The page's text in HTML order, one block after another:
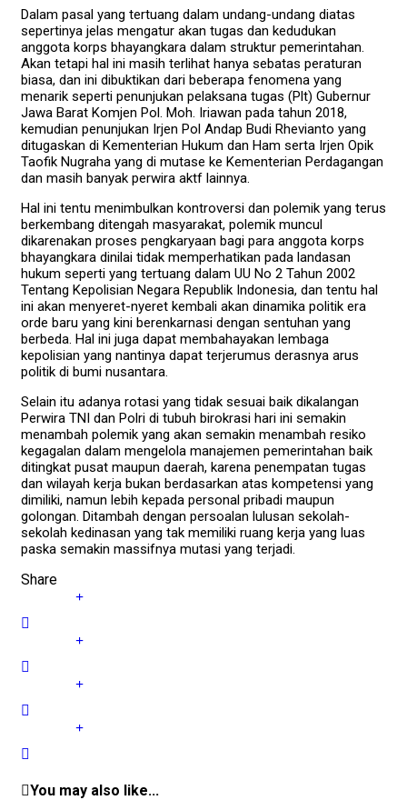
Dalam pasal yang tertuang dalam undang-undang diatas
sepertinya jelas mengatur akan tugas dan kedudukan
anggota korps bhayangkara dalam struktur pemerintahan.
Akan tetapi hal ini masih terlihat hanya sebatas peraturan
biasa, dan ini dibuktikan dari beberapa fenomena yang
menarik seperti penunjukan pelaksana tugas (Plt) Gubernur
Jawa Barat Komjen Pol. Moh. Iriawan pada tahun 2018,
kemudian penunjukan Irjen Pol Andap Budi Rhevianto yang
ditugaskan di Kementerian Hukum dan Ham serta Irjen Opik
Taofik Nugraha yang di mutase ke Kementerian Perdagangan
dan masih banyak perwira aktf lainnya.
Hal ini tentu menimbulkan kontroversi dan polemik yang terus
berkembang ditengah masyarakat, polemik muncul
dikarenakan proses pengkaryaan bagi para anggota korps
bhayangkara dinilai tidak memperhatikan pada landasan
hukum seperti yang tertuang dalam UU No 2 Tahun 2002
Tentang Kepolisian Negara Republik Indonesia, dan tentu hal
ini akan menyeret-nyeret kembali akan dinamika politik era
orde baru yang kini berenkarnasi dengan sentuhan yang
berbeda. Hal ini juga dapat membahayakan lembaga
kepolisian yang nantinya dapat terjerumus derasnya arus
politik di bumi nusantara.
Selain itu adanya rotasi yang tidak sesuai baik dikalangan
Perwira TNI dan Polri di tubuh birokrasi hari ini semakin
menambah polemik yang akan semakin menambah resiko
kegagalan dalam mengelola manajemen pemerintahan baik
ditingkat pusat maupun daerah, karena penempatan tugas
dan wilayah kerja bukan berdasarkan atas kompetensi yang
dimiliki, namun lebih kepada personal pribadi maupun
golongan. Ditambah dengan persoalan lulusan sekolah-
sekolah kedinasan yang tak memiliki ruang kerja yang luas
paska semakin massifnya mutasi yang terjadi.
Share
You may also like...